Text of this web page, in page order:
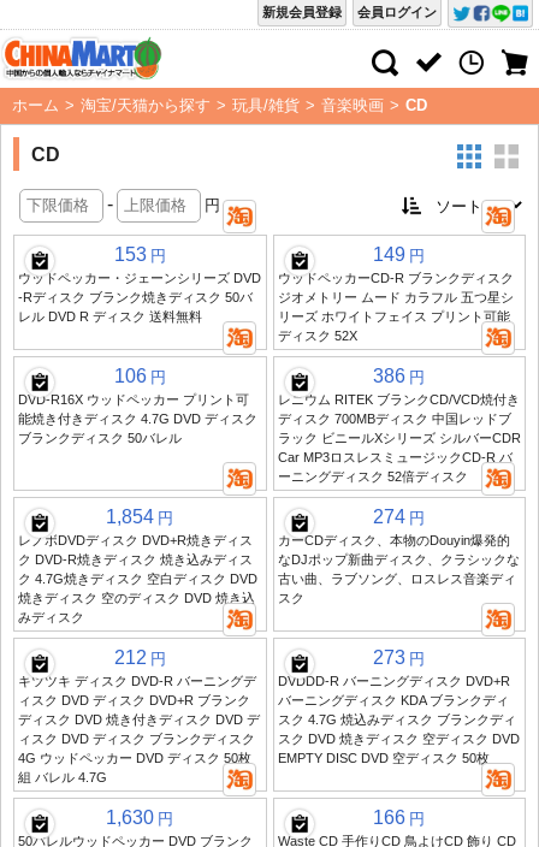
会員ログイン
新規会員登録
ホーム > 淘宝/天猫から探す > 玩具/雑貨 > 音楽映画 > CD
CD
- 円
153 円
ウッドペッカー・ジェーンシリーズ DVD
-Rディスク ブランク焼きディスク 50バ
レル DVD R ディスク 送料無料
149 円
ウッドペッカーCD-R ブランクディスク
ジオメトリー ムード カラフル 五つ星シ
リーズ ホワイトフェイス プリント可能
ディスク 52X
106 円
DVD-R16X ウッドペッカー プリント可
能焼き付きディスク 4.7G DVD ディスク
ブランクディスク 50バレル
386 円
レニウム RITEK ブランクCD/VCD焼付き
ディスク 700MBディスク 中国レッドブ
ラック ビニールXシリーズ シルバーCDR
Car MP3ロスレスミュージックCD-R バ
ーニングディスク 52倍ディスク
1,854 円
レノボDVDディスク DVD+R焼きディス
ク DVD-R焼きディスク 焼き込みディス
ク 4.7G焼きディスク 空白ディスク DVD
焼きディスク 空のディスク DVD 焼き込
みディスク
274 円
カーCDディスク、本物のDouyin爆発的
なDJポップ新曲ディスク、クラシックな
古い曲、ラブソング、ロスレス音楽ディ
スク
212 円
キツツキ ディスク DVD-R バーニングデ
ィスク DVD ディスク DVD+R ブランク
ディスク DVD 焼き付きディスク DVD デ
ィスク DVD ディスク ブランクディスク
4G ウッドペッカー DVD ディスク 50枚
組 バレル 4.7G
273 円
DVDDD-R バーニングディスク DVD+R
バーニングディスク KDA ブランクディ
スク 4.7G 焼込みディスク ブランクディ
スク DVD 焼きディスク 空ディスク DVD
EMPTY DISC DVD 空ディスク 50枚
1,630 円
50バレルウッドペッカー DVD ブランク
166 円
Waste CD 手作りCD 鳥よけCD 飾り CD